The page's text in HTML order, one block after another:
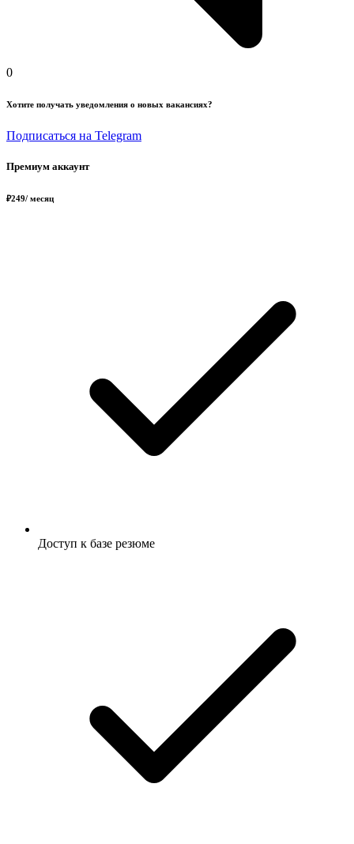
0
Хотите получать уведомления о новых вакансиях?
Подписаться на Telegram
Премиум аккаунт
₽249/ месяц
Доступ к базе резюме